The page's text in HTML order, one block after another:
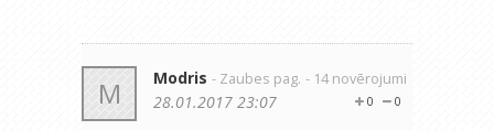
M Modris - Zaubes pag. - 14 novērojumi
0
0
28.01.2017 23:07